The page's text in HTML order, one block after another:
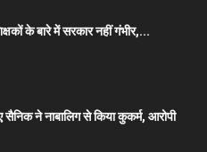
के बारे में सरकार नहीं गंभीर,...
ने नाबालिग से किया कुकर्म, आरोपी